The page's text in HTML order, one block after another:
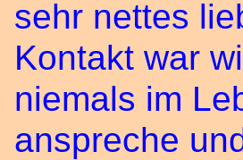
sehr nettes
Kontakt war
niemals im
anspreche